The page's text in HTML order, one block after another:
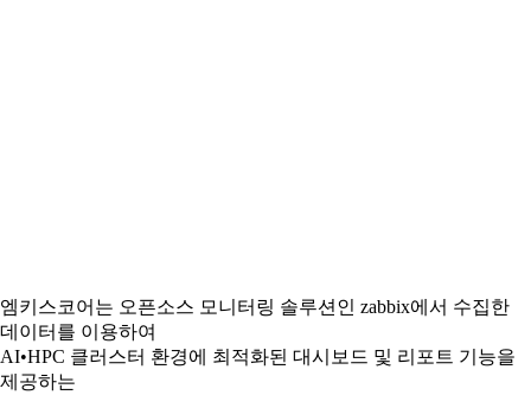
엠키스코어는 오픈소스 모니터링 솔루션인 zabbix에서 수집한
데이터를 이용하여
AI•HPC 클러스터 환경에 최적화된 대시보드 및 리포트 기능을
제공하는